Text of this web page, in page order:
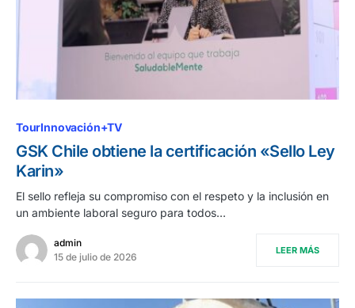
TourInnovación+TV
GSK Chile obtiene la certificación «Sello Ley
Karin»
El sello refleja su compromiso con el respeto y la inclusión en
un ambiente laboral seguro para todos…
admin
15 de julio de 2026
LEER MÁS